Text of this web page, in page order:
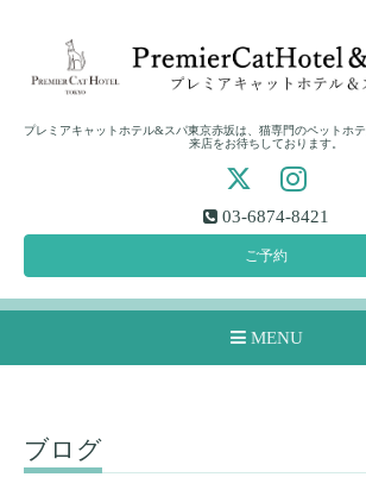
プレミアキャットホテル&スパ東京赤坂は、猫専門のペットホ
来店をお待ちしております。
03-6874-8421
ご予約
MENU
ブログ